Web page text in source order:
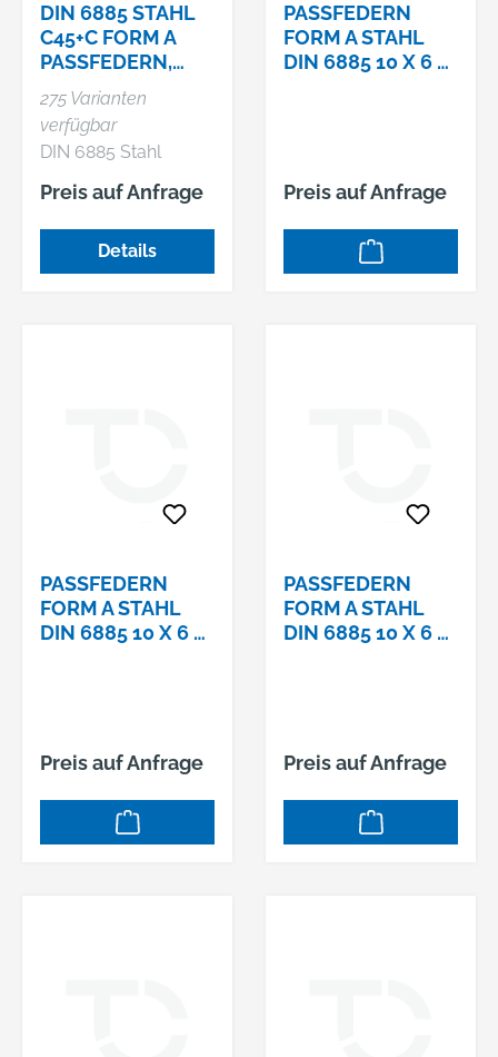
DIN 6885 STAHL
C45+C FORM A
PASSFEDERN,
HOHE FORM,
RUNDSTIRNIG
OHNE
BOHRUNG(EN)
275 Varianten
verfügbar
DIN 6885 Stahl
C45+C Form A
Passfedern, hohe
Form, rundstirnig
ohne Bohrung(en)
Preis auf Anfrage
Details
PASSFEDERN F
ORM A STAHL D
IN 6885 10 X 6 X 2
Preis auf Anfrage
PASSFEDERN F
ORM A STAHL D
IN 6885 10 X 6 X 3
Preis auf Anfrage
PASSFEDERN F
ORM A STAHL D
IN 6885 10 X 6 X 5
Preis auf Anfrage